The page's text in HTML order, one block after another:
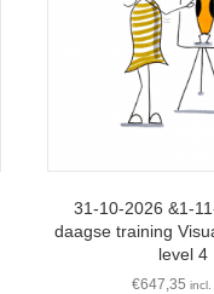
31-10-2026 &1-
daagse training
level 4
€647,35